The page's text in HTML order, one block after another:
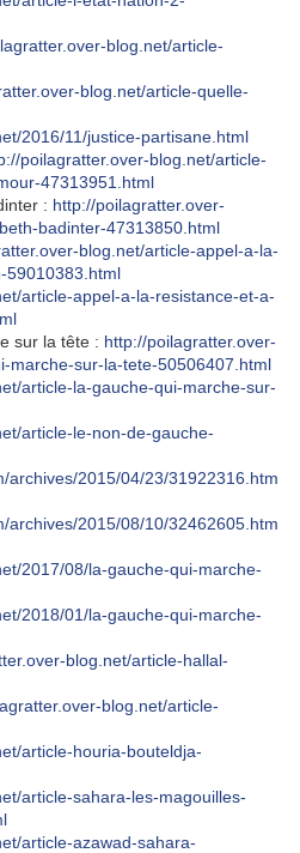
blog.net/article-
blog.net/article-quelle-
2016/11/justice-partisane.html
poilagratter.over-blog.net/article-
47313951.html
: http://poilagratter.over-
badinter-47313850.html
blog.net/article-appel-a-la-
59010383.html
article-appel-a-la-resistance-et-a-
la tête : http://poilagratter.over-
marche-sur-la-tete-50506407.html
article-la-gauche-qui-marche-sur-
article-le-non-de-gauche-
archives/2015/04/23/31922316.htm
archives/2015/08/10/32462605.htm
2017/08/la-gauche-qui-marche-
2018/01/la-gauche-qui-marche-
blog.net/article-hallal-
blog.net/article-
article-houria-bouteldja-
article-sahara-les-magouilles-
article-azawad-sahara-